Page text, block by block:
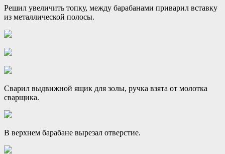
Решил увеличить топку, между барабанами приварил вставку
из металлической полосы.
Сварил выдвижной ящик для золы, ручка взята от молотка
сварщика.
В верхнем барабане вырезал отверстие.